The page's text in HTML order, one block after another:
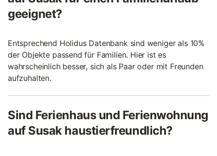
geeignet?
Entsprechend Holidus Datenbank sind weniger als 10%
der Objekte passend für Familien. Hier ist es
wahrscheinlich besser, sich als Paar oder mit Freunden
aufzuhalten.
Sind Ferienhaus und Ferienwohnung
auf Susak haustierfreundlich?